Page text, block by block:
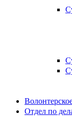
Отдел по